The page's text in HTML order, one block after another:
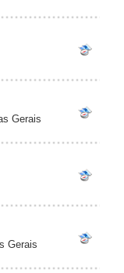
Gerais
Gerais